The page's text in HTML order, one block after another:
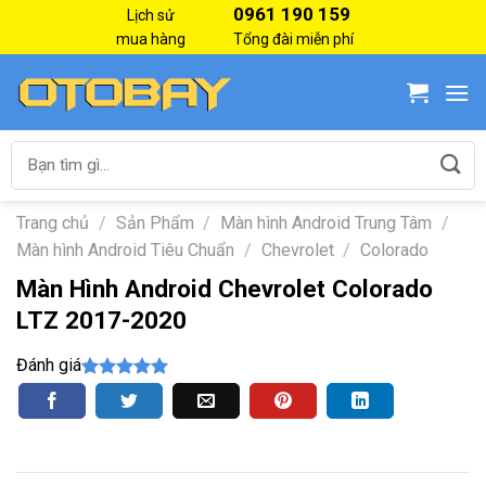
Lịch sử
mua hàng
0961 190 159
Tổng đài miễn phí
Tìm
Trang chủ / Sản Phẩm / Màn hình Android Trung Tâm /
Màn hình Android Tiêu Chuẩn / Chevrolet / Colorado
Màn Hình Android Chevrolet Colorado
LTZ 2017-2020
Đánh giá
5.00
trên 5
dựa trên
7